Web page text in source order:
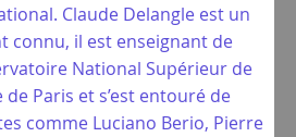
Claude Delangle est un
connu, il est enseignant de
National Supérieur de
Paris et s’est entouré de
comme Luciano Berio, Pierre